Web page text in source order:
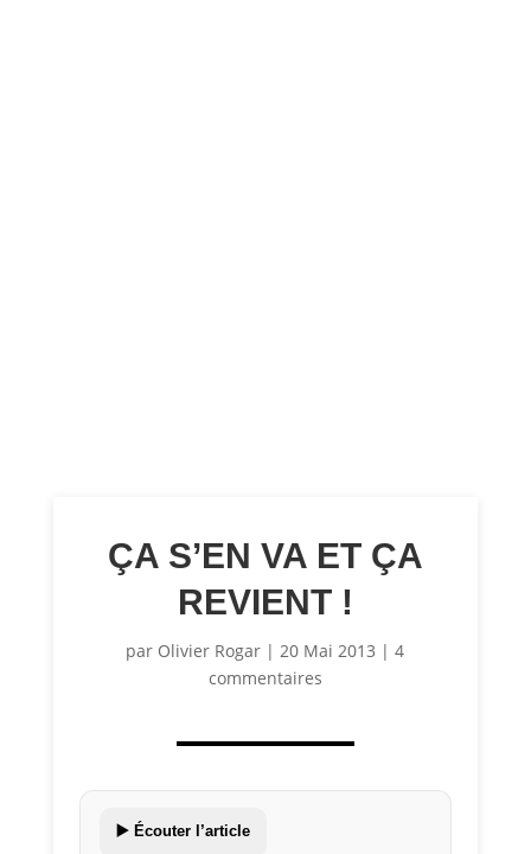
ÇA S’EN VA ET ÇA
REVIENT !
par Olivier Rogar |20 Mai 2013 |4
commentaires
▶️ Écouter l’article